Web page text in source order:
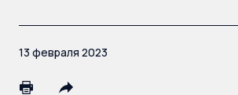
13 февраля 2023